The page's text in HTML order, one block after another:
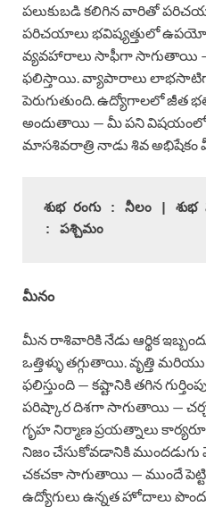
పలుకుబడి కలిగిన వారితో
పరిచయాలు భవిష్యత్తులో
వ్యవహారాలు సాఫీగా సాగుతాయి —
ఫలిస్తాయి. వ్యాపారాలు
పెరుగుతుంది. ఉద్యోగాలలో జీత
అందుతాయి — మీ పని విషయంలో
మాసశివరాత్రి నాడు శివ అభిషేకం
శుభ రంగు : నీలం | శుభ
: పశ్చిమం
మీనం
మీన రాశివారికి నేడు ఆర్థిక
ఒత్తిళ్ళు తగ్గుతాయి. వృత్తి
ఫలిస్తుంది — కష్టానికి తగిన
పరిష్కార దిశగా సాగుతాయి —
గృహ నిర్మాణ ప్రయత్నాలు
నిజం చేసుకోవడానికి ముందడుగు
చకచకా సాగుతాయి — ముందే
ఉద్యోగులు ఉన్నత హోదాలు